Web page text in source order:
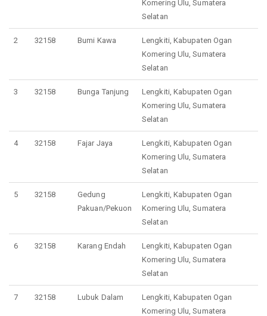
Komering Ulu, Sumatera
Selatan
2 32158 Bumi Kawa
Lengkiti, Kabupaten Ogan
Komering Ulu, Sumatera
Selatan
3 32158 Bunga Tanjung
Lengkiti, Kabupaten Ogan
Komering Ulu, Sumatera
Selatan
4 32158 Fajar Jaya
Lengkiti, Kabupaten Ogan
Komering Ulu, Sumatera
Selatan
5 32158
Gedung
Pakuan/Pekuon
Lengkiti, Kabupaten Ogan
Komering Ulu, Sumatera
Selatan
6 32158 Karang Endah
Lengkiti, Kabupaten Ogan
Komering Ulu, Sumatera
Selatan
7 32158 Lubuk Dalam
Lengkiti, Kabupaten Ogan
Komering Ulu, Sumatera